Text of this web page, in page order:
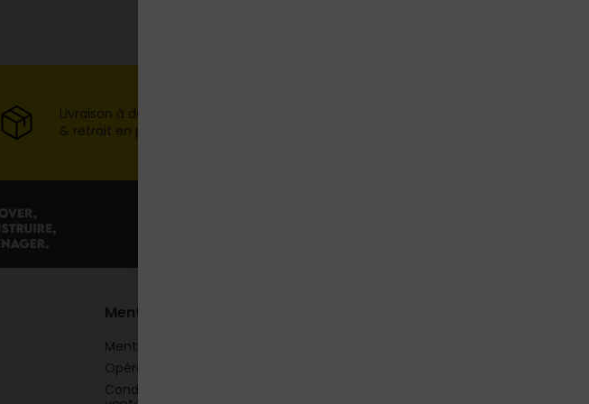
Livraison à domicile
& retrait en point de vente
Mentions
Mentions légales
Opération commerciale
Conditions générales de